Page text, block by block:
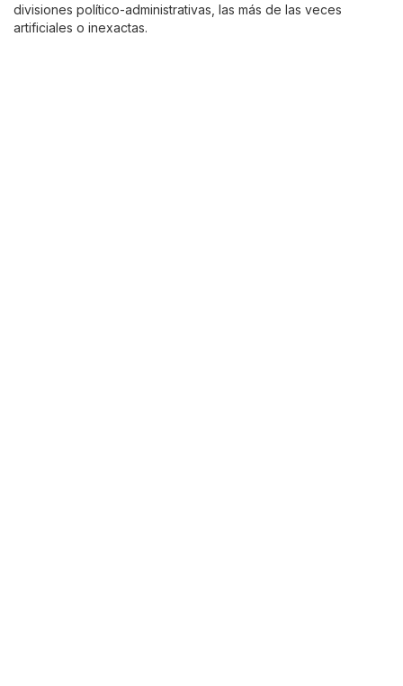
divisiones político-administrativas, las más de las veces
artificiales o inexactas.